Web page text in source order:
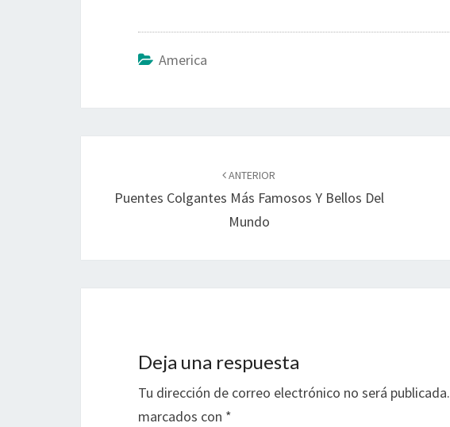
America
entradas
ANTERIOR
Puentes Colgantes Más Famosos Y Bellos Del
Mundo
Deja una respuesta
Tu dirección de correo electrónico no será publicada.
marcados con *